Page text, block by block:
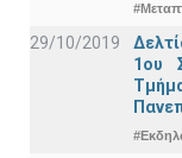
29/10/2019
1ου